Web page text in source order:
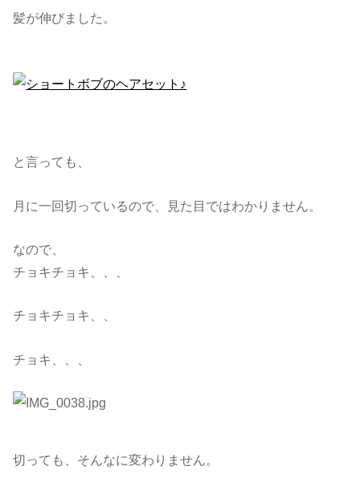
髪が伸びました。
と言っても、
月に一回切っているので、見た目ではわかりません。
なので、
チョキチョキ、、、
チョキチョキ、、
チョキ、、、
切っても、そんなに変わりません。